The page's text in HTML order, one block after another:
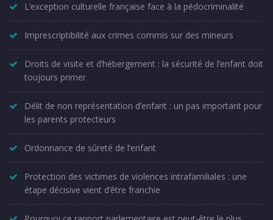
L’exception culturelle française face à la pédocriminalité
Imprescriptibilité aux crimes commis sur des mineurs
Droits de visite et d’hébergement : la sécurité de l’enfant doit
toujours primer
Délit de non représentation d’enfant : un pas important pour
les parents protecteurs
Ordonnance de sûreté de l’enfant
Protection des victimes de violences intrafamiliales : une
étape décisive vient d’être franchie